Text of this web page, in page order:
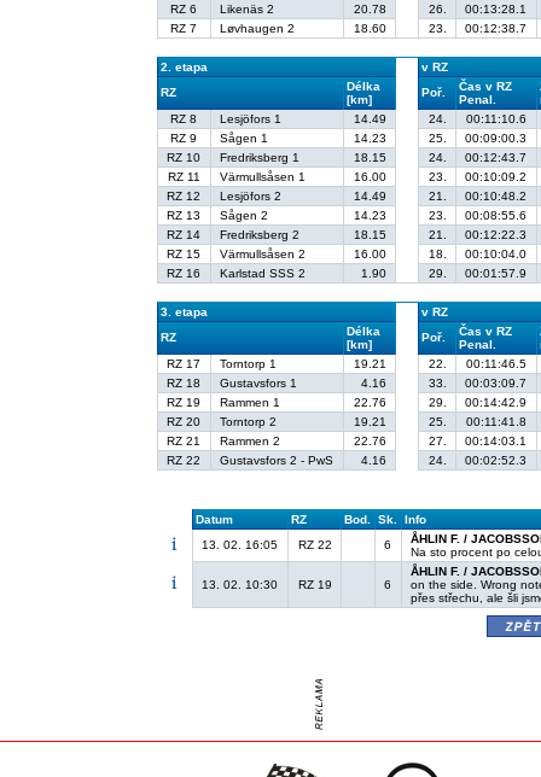
RZ 6
Likenäs 2 20.78 26.
00:13:28.1
RZ 7
Løvhaugen 2 18.60 23. 00:12:38.7
2. etapa
v RZ
RZ
Délka
[km]
Poř.
Čas v RZ
Penal.
RZ 8
Lesjöfors 1 14.49 24.
00:11:10.6
RZ 9
Sågen 1 14.23 25.
00:09:00.3
RZ 10
Fredriksberg 1 18.15 24.
00:12:43.7
RZ 11
Värmullsåsen 1 16.00 23.
00:10:09.2
RZ 12
Lesjöfors 2 14.49 21.
00:10:48.2
RZ 13
Sågen 2 14.23 23.
00:08:55.6
RZ 14
Fredriksberg 2 18.15 21.
00:12:22.3
RZ 15
Värmullsåsen 2 16.00 18.
00:10:04.0
RZ 16
Karlstad SSS 2 1.90 29. 00:01:57.9
3. etapa
v RZ
RZ
Délka
[km]
Poř.
Čas v RZ
Penal.
RZ 17
Torntorp 1 19.21 22.
00:11:46.5
RZ 18
Gustavsfors 1 4.16 33.
00:03:09.7
RZ 19
Rammen 1 22.76 29.
00:14:42.9
RZ 20
Torntorp 2 19.21 25.
00:11:41.8
RZ 21
Rammen 2 22.76 27.
00:14:03.1
RZ 22
Gustavsfors 2 - PwS 4.16 24. 00:02:52.3
Datum RZ Bod. Sk.
Info
13. 02. 16:05
RZ 22 6
ÅHLIN F. /
Na sto procent po
13. 02. 10:30 RZ 19 6
ÅHLIN F. /
on the side. Wrong
přes střechu, ale šli